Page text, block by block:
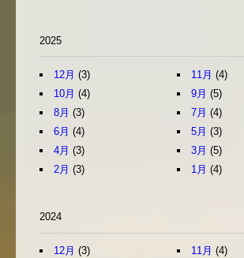
2025
12月 (3) 11月 (4)
10月 (4) 9月 (5)
8月 (3) 7月 (4)
6月 (4) 5月 (3)
4月 (3) 3月 (5)
2月 (3) 1月 (4)
2024
12月 (3) 11月 (4)